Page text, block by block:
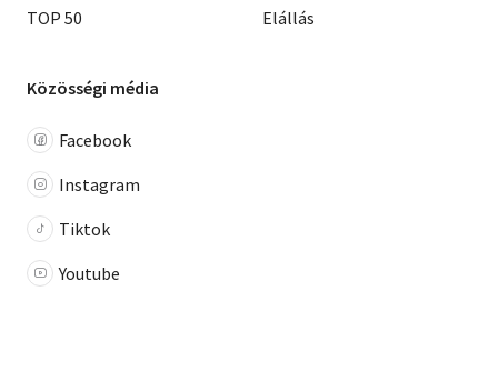
TOP 50
Elállás
Közösségi média
Facebook
Instagram
Tiktok
Youtube